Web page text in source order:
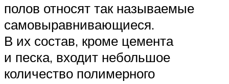
полов относят так называемые
самовыравнивающиеся.
В их состав, кроме цемента
и песка, входит небольшое
количество полимерного